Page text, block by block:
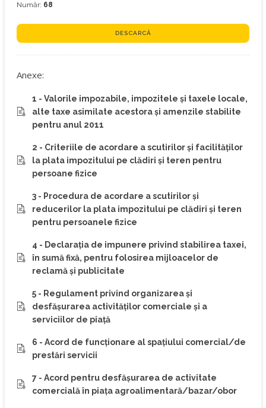
Număr: 68
DESCARCĂ
Anexe:
1 - Valorile impozabile, impozitele şi taxele locale,
alte taxe asimilate acestora şi amenzile stabilite
pentru anul 2011
2 - Criteriile de acordare a scutirilor şi facilităţilor
la plata impozitului pe clădiri şi teren pentru
persoane fizice
3 - Procedura de acordare a scutirilor şi
reducerilor la plata impozitului pe clădiri şi teren
pentru persoanele fizice
4 - Declaraţia de impunere privind stabilirea taxei,
în sumă fixă, pentru folosirea mijloacelor de
reclamă şi publicitate
5 - Regulament privind organizarea şi
desfăşurarea activităţilor comerciale şi a
serviciilor de piaţă
6 - Acord de funcţionare al spaţiului comercial/de
prestări servicii
7 - Acord pentru desfăşurarea de activitate
comercială în piaţa agroalimentară/bazar/obor